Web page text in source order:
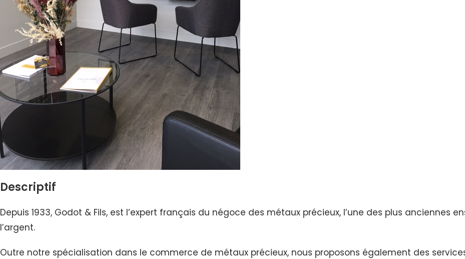
Descriptif
Depuis 1933, Godot & Fils, est l’expert français du négoce des métaux précieux, l’une des plus anciennes
l’argent.
Outre notre spécialisation dans le commerce de métaux précieux, nous proposons également des